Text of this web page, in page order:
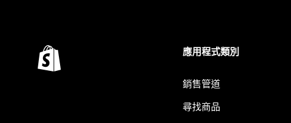
應用程式類別
銷售管道
尋找商品